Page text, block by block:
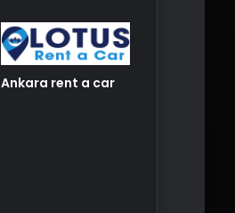
Ankara rent a car